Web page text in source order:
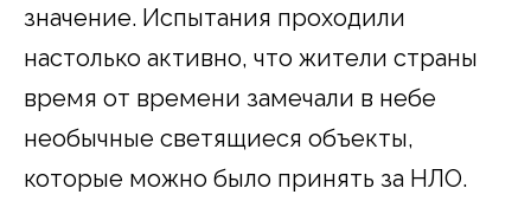
значение. Испытания проходили
настолько активно, что жители страны
время от времени замечали в небе
необычные светящиеся объекты,
которые можно было принять за НЛО.